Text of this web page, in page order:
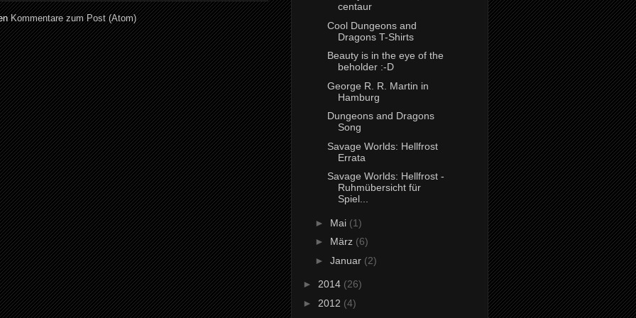
Kommentare zum Post (Atom)
centaur
Cool Dungeons and
Dragons T-Shirts
Beauty is in the eye of the
beholder :-D
George R. R. Martin in
Hamburg
Dungeons and Dragons
Song
Savage Worlds: Hellfrost
Errata
Savage Worlds: Hellfrost -
Ruhmübersicht für
Spiel...
► Mai (1)
► März (6)
► Januar (2)
► 2014 (26)
► 2012 (4)